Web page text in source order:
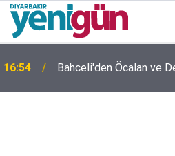
16:54 Bahceli'den Öcalan ve